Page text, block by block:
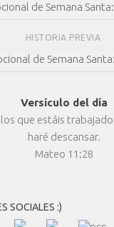
de Semana
HISTORIA PREVIA
de Semana
Versículo del día
que estáis
haré descansar.
Mateo 11:28
SOCIALES :)